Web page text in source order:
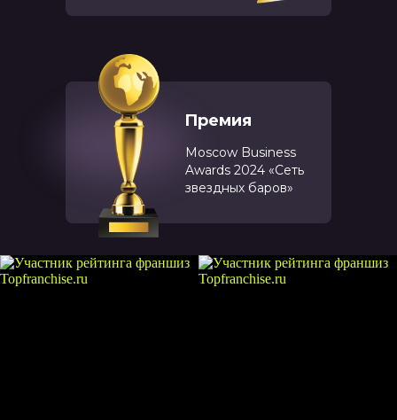
Премия
Moscow Business
Awards 2024 «Сеть
звездных баров»